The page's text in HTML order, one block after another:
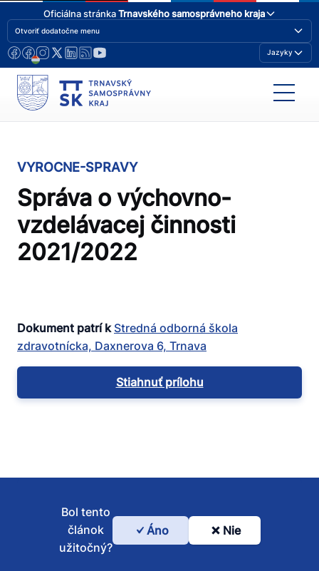
Oficiálna stránkaTrnavského samosprávneho kraja
Otvoriť dodatočne menu
Jazyky
VYROCNE-SPRAVY
Správa o výchovno-
vzdelávacej činnosti
2021/2022
Dokument patrí k Stredná odborná škola
zdravotnícka, Daxnerova 6, Trnava
Stiahnuť prílohu
Bol
Bol tento
článok
užitočný?
Áno Nie